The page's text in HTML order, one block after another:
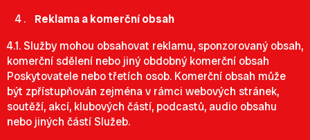
Reklama a komerční obsah
4.1. Služby mohou obsahovat reklamu, sponzorovaný obsah,
komerční sdělení nebo jiný obdobný komerční obsah
Poskytovatele nebo třetích osob. Komerční obsah může
být zpřístupňován zejména v rámci webových stránek,
soutěží, akcí, klubových částí, podcastů, audio obsahu
nebo jiných částí Služeb.